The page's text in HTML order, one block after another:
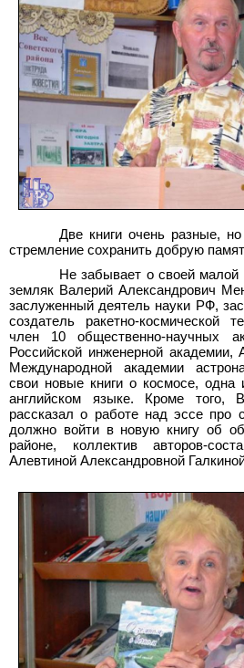
Две книги очень разные,
стремление сохранить добрую
Не забывает о своей
земляк Валерий Александрович
заслуженный деятель науки РФ,
создатель ракетно-космической
член 10 общественно-научных
Российской инженерной академии,
Международной академии
свои новые книги о космосе, одна
английском языке. Кроме того,
рассказал о работе над эссе про
должно войти в новую книгу об
районе, коллектив авторов-
Алевтиной Александровной